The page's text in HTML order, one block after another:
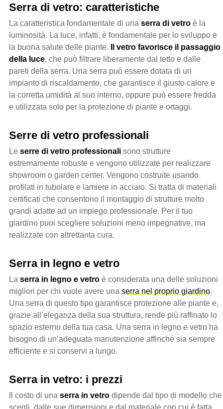
Serra di vetro: caratteristiche
La caratteristica fondamentale di una serra di vetro è la
luminosità. La luce, infatti, è fondamentale per lo sviluppo e
la buona salute delle piante.
Il vetro favorisce il passaggio
della luce, che può filtrare liberamente dal tetto e dalle
pareti della serra. Una serra può essere dotata di un
impianto di riscaldamento, che garantisce il giusto calore e
la corretta umidità al suo interno, oppure può essere fredda
e utilizzata solo per la protezione di piante e ortaggi.
Serre di vetro professionali
Le serre di vetro professionali sono strutture
estremamente robuste e vengono utilizzate per realizzare
showroom o garden center. Vengono costruite usando
profilati in tubolare e lamiere in acciaio. Si tratta di materiali
certificati che consentono il montaggio di strutture molto
grandi adatte ad un impiego professionale. Per il tuo
giardino puoi scegliere soluzioni meno impegnative, ma
realizzate con altrettanta cura.
Serra in legno e vetro
La serra in legno e vetro è considerata una delle soluzioni
migliori per chi vuole avere una serra nel proprio giardino.
Una serra di questo tipo garantisce protezione alle piante e,
grazie all’eleganza della sua struttura, rende più raffinato lo
spazio esterno della tua casa. Una serra in legno e vetro ha
bisogno di un’adeguata manutenzione affinché sia sempre
efficiente e si conservi a lungo.
Serra in vetro: i prezzi
Il costo di una serra in vetro dipende dal tipo di modello che
scegli, dalle sue dimensioni e dal materiale con cui è fatta.